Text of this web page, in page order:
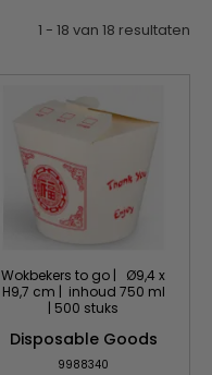
1 - 18 van 18 resultaten
Wokbekers to go | Ø9,4 x
H9,7 cm | inhoud 750 ml
| 500 stuks
Disposable Goods
9988340